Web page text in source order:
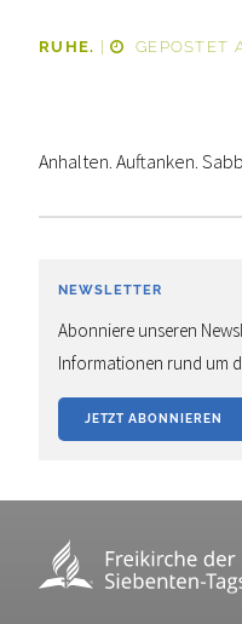
RUHE. | GEPOSTET
Anhalten. Auftanken.
NEWSLETTER
Abonniere unseren
Informationen rund um
JETZT ABONNIEREN